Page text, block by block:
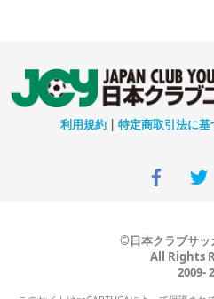
利用規約 | 特定商取引法に基
©日本クラブサッ
All Rights
2009-